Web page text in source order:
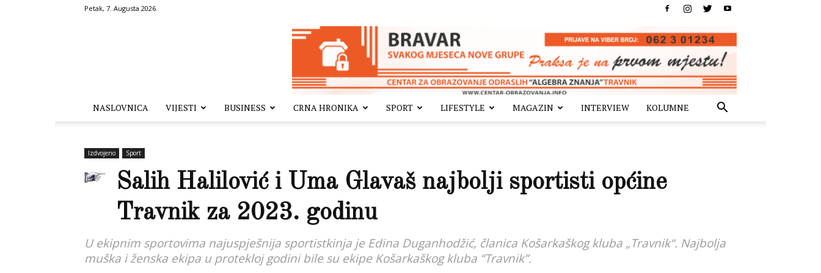
Petak, 7. Augusta 2026.
NASLOVNICA VIJESTI BUSINESS CRNA HRONIKA SPORT LIFESTYLE MAGAZIN INTERVIEW KOLUMNE
Izdvojeno Sport
Salih Halilović i Uma Glavaš najbolji sportisti općine
Travnik za 2023. godinu
U ekipnim sportovima najuspješnija sportistkinja je Edina Duganhodžić, članica Košarkaškog kluba „Travnik“. Najbolja
muška i ženska ekipa u protekloj godini bile su ekipe Košarkaškog kluba “Travnik”.